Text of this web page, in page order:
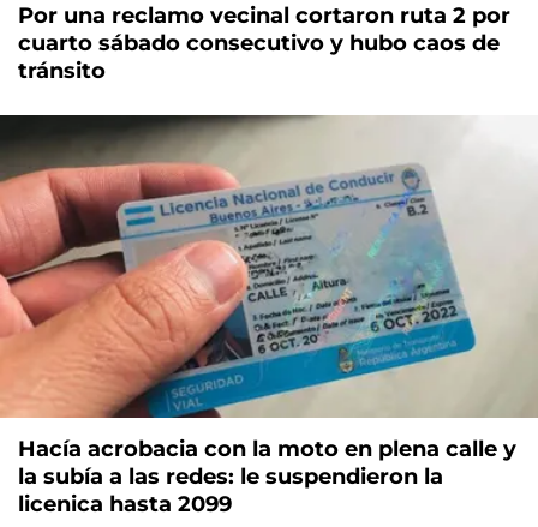
Por una reclamo vecinal cortaron ruta 2 por
cuarto sábado consecutivo y hubo caos de
tránsito
Hacía acrobacia con la moto en plena calle y
la subía a las redes: le suspendieron la
licenica hasta 2099